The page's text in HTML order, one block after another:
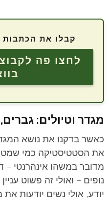
קבלו את הכתבות
לחצו פה
מגדר וטיולים:
כאשר בדקנו את נושא
את הסטטיסטיקה כמי
מדובר במשהו אינהרנטי –
נופים – ואולי זה פשוט
יודע, אולי נשים יודעות